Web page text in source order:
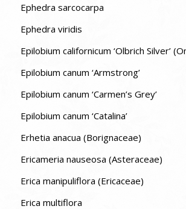
Ephedra sarcocarpa
Ephedra viridis
Epilobium californicum ‘Olbrich Silver’
Epilobium canum ‘Armstrong’
Epilobium canum ‘Carmen’s Grey’
Epilobium canum ‘Catalina’
Erhetia anacua (Borignaceae)
Ericameria nauseosa (Asteraceae)
Erica manipuliflora (Ericaceae)
Erica multiflora